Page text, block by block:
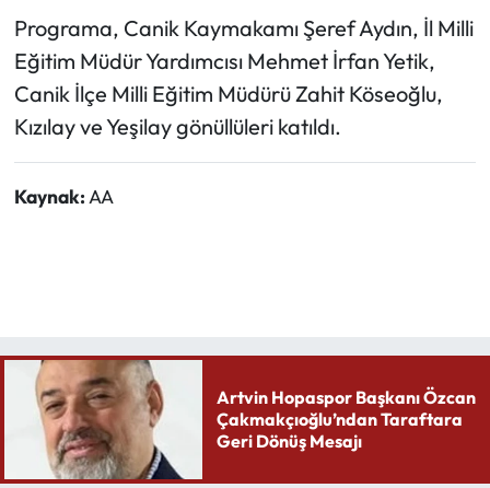
Programa, Canik Kaymakamı Şeref Aydın, İl Milli
Eğitim Müdür Yardımcısı Mehmet İrfan Yetik,
Canik İlçe Milli Eğitim Müdürü Zahit Köseoğlu,
Kızılay ve Yeşilay gönüllüleri katıldı.
Kaynak:AA
Artvin Hopaspor Başkanı Özcan
Çakmakçıoğlu’ndan Taraftara
Geri Dönüş Mesajı